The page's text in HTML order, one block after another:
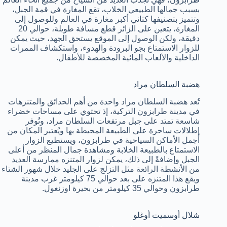
بسبب جمالها الطبيعي الخلاب، تقع المغارة في قمة الجبل،
وتتميز بتصنيفها كثاني أكبر مغارة في العالم وللوصول إلى
المغارة، يتعين على الزائر قطع مسافة طويلة، حوالي 20
دقيقة، ولكن الوصول إلى الموقع يستحق الجهد، حيث يمكن
للزوار الاستمتاع بجو البرودة والهدوء، واستكشاف الممرات
الداخلية والألعاب المائية المخصصة للأطفال.
هضبة السلطان مراد
تُعد هضبة السلطان مراد واحدة من أهم الحدائق والمتنزهات
في مدينة طرابزون التركية، إذ تحتوي على مساحات خضراء
شاسعة تمتد على جبل مرتفعات السلطان مراد، وتُوفر
إطلالات ساحرة على الطبيعة المحيطة بها ويُعتبر المكان من
أجمل الأماكن السياحية في طرابزون، ويستطيع الزوار
الاستمتاع بالطبيعة الخلابة ومشاهدة جمال المنظر من أعلى
الجبل وإضافةً إلى ذلك، يمكن لزوار المتنزه ممارسة العديد
من الأنشطة الرائعة مثل التزلج على الجليد خلال شهور الشتاء
ويقع هذا المتنزه على بعد حوالي 75 كيلومتر غرب مدينة
طرابزون وحوالي 35 كيلومتر من بحيرة اوزنغول.
شلال أوسميت أوغلو